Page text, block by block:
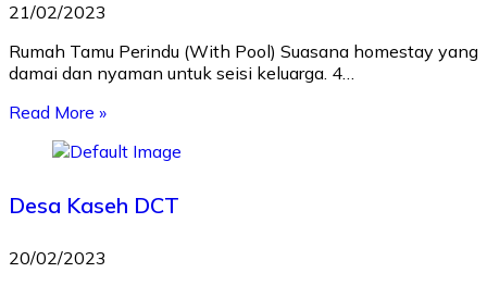
21/02/2023
Rumah Tamu Perindu (With Pool) Suasana homestay yang
damai dan nyaman untuk seisi keluarga. 4…
Read More »
Desa Kaseh DCT
20/02/2023